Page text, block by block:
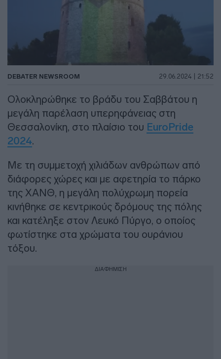
DEBATER NEWSROOM 29.06.2024 | 21:52
Ολοκληρώθηκε το βράδυ του Σαββάτου η
μεγάλη παρέλαση υπερηφάνειας στη
Θεσσαλονίκη, στο πλαίσιο του EuroPride
2024.
Με τη συμμετοχή χιλιάδων ανθρώπων από
διάφορες χώρες και με αφετηρία το πάρκο
της ΧΑΝΘ, η μεγάλη πολύχρωμη πορεία
κινήθηκε σε κεντρικούς δρόμους της πόλης
και κατέληξε στον Λευκό Πύργο, ο οποίος
φωτίστηκε στα χρώματα του ουράνιου
τόξου.
ΔΙΑΦΗΜΙΣΗ